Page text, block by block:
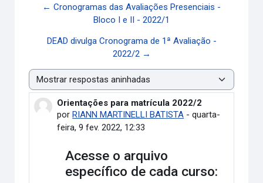
← Cronogramas das Avaliações Presenciais -
Bloco I e II - 2022/1
DEAD divulga Cronograma de 1ª Avaliação -
2022/2 →
Modo de visualização
Orientações para matrícula 2022/2
porRIANN MARTINELLI BATISTA -quarta-
feira, 9 fev. 2022, 12:33
Número de respostas: 0
Acesse o arquivo
específico de cada curso: